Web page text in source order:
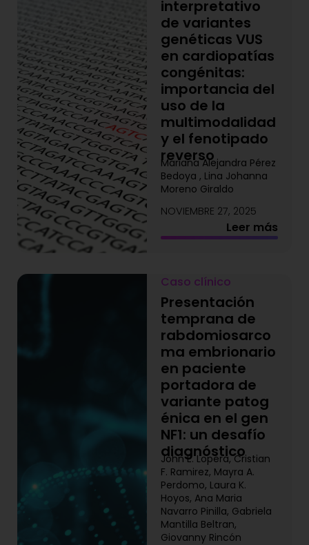
interpretativo
de variantes
genéticas VUS
en cardiopatías
congénitas:
importancia del
uso de la
multimodalidad
y el fenotipado
reverso
Mariana Alejandra Pérez
Bedoya , Lina Johanna
Moreno Giraldo
NOVIEMBRE 27, 2025
Leer más
Caso clínico
Presentación
temprana de
rabdomiosarco
ma embrionario
en paciente
portadora de
variante patog
énica en el gen
NF1: un desafío
diagnóstico
John E. Lopera, Cristian
F. Ramirez, Mayra A.
Perdomo, Laura K.
Hoyos, Ana Maria
Navarro Pinilla, Gabriela
Mantilla Beltran,
Giovanny Rincón